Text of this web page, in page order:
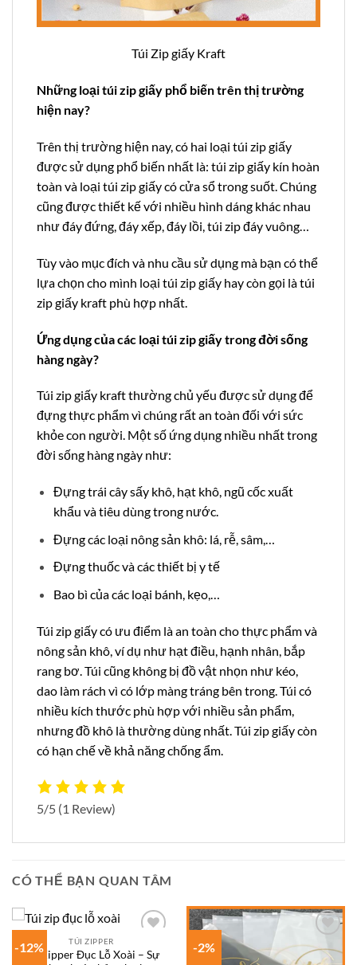
Túi Zip giấy Kraft
Những loại túi zip giấy phổ biến trên thị trường
hiện nay?
Trên thị trường hiện nay, có hai loại túi zip giấy
được sử dụng phổ biến nhất là: túi zip giấy kín hoàn
toàn và loại túi zip giấy có cửa sổ trong suốt. Chúng
cũng được thiết kế với nhiều hình dáng khác nhau
như đáy đứng, đáy xếp, đáy lồi, túi zip đáy vuông…
Tùy vào mục đích và nhu cầu sử dụng mà bạn có thể
lựa chọn cho mình loại túi zip giấy hay còn gọi là túi
zip giấy kraft phù hợp nhất.
Ứng dụng của các loại túi zip giấy trong đời sống
hàng ngày?
Túi zip giấy kraft thường chủ yếu được sử dụng để
đựng thực phẩm vì chúng rất an toàn đối với sức
khỏe con người. Một số ứng dụng nhiều nhất trong
đời sống hàng ngày như:
Đựng trái cây sấy khô, hạt khô, ngũ cốc xuất
khẩu và tiêu dùng trong nước.
Đựng các loại nông sản khô: lá, rễ, sâm,…
Đựng thuốc và các thiết bị y tế
Bao bì của các loại bánh, kẹo,…
Túi zip giấy có ưu điểm là an toàn cho thực phẩm và
nông sản khô, ví dụ như hạt điều, hạnh nhân, bắp
rang bơ. Túi cũng không bị đồ vật nhọn như kéo,
dao làm rách vì có lớp màng tráng bên trong. Túi có
nhiều kích thước phù hợp với nhiều sản phẩm,
nhưng đồ khô là thường dùng nhất. Túi zip giấy còn
có hạn chế về khả năng chống ẩm.
5/5 (1 Review)
CÓ THỂ BẠN QUAN TÂM
-12%
wishlist
TÚI ZIPPER
Túi Zipper Đục Lỗ Xoài – Sự
-2%
Add to
wishlist